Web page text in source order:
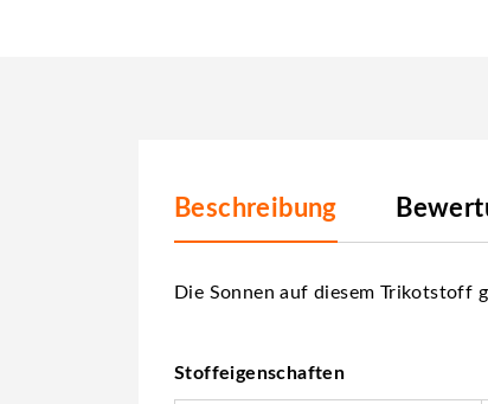
Beschreibung
Die Sonnen auf diesem Trikotstoff
Stoffeigenschaften